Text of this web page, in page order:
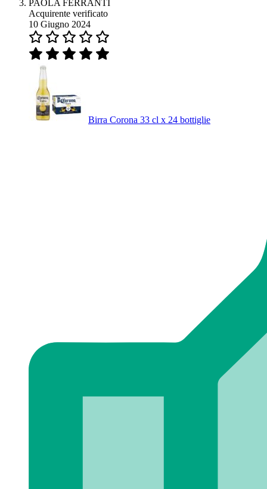
PAOLA FERRANTI
Acquirente verificato
10 Giugno 2024
Birra Corona 33 cl x 24 bottiglie